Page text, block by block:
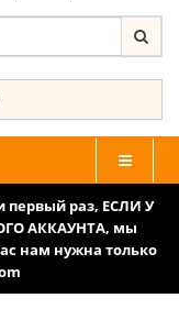
первый раз, ЕСЛИ У
АККАУНТА, мы
нам нужна только